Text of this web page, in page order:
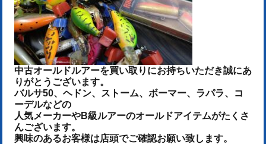
中古オールドルアーを買い取りにお持ちいただき誠にあ
りがとうございます。
バルサ50、ヘドン、ストーム、ボーマー、ラパラ、コ
ーデルなどの
人気メーカーやB級ルアーのオールドアイテムがたくさ
んございます。
興味のあるお客様は店頭でご確認お願い致します。